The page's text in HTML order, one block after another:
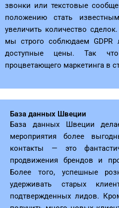
звонки или текстовые
положению стать
увеличить количество
мы строго соблюдаем
доступные цены. Так
процветающего маркетинга в
База данных Швеции
База данных Швеции
мероприятия более
контакты — это
продвижения брендов и
Более того, успешные
удерживать старых
подтвержденных лидов.